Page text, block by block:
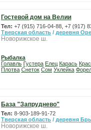
Гостевой дом на Велии
Тел: +7 (915) 716-04-88, +7 (917)
Тверская область / деревня
Новорижское ш.
Рыбалка
Голавль Густера Елец Карась
Плотва Снеток Сом Уклейка
База "Запруднево"
Тел: 8-903-189-91-72
Тверская область / деревня
Новорижское ш.